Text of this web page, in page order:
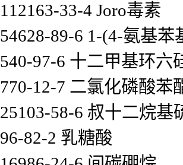
112163-33-4 Joro毒素
54628-89-6 1-(4-氨基
540-97-6 十二甲基环六
770-12-7 二氯化磷酸苯
25103-58-6 叔十二烷基
96-82-2 乳糖酸